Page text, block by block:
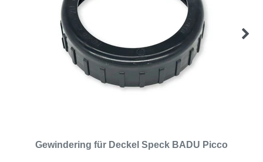
Gewindering für Deckel Speck BADU Picco